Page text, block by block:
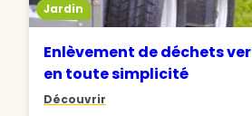
Jardin
Enlèvement de déchets
en toute simplicité
Découvrir